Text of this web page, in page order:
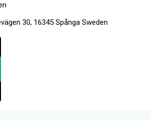
30, 16345 Spånga Sweden